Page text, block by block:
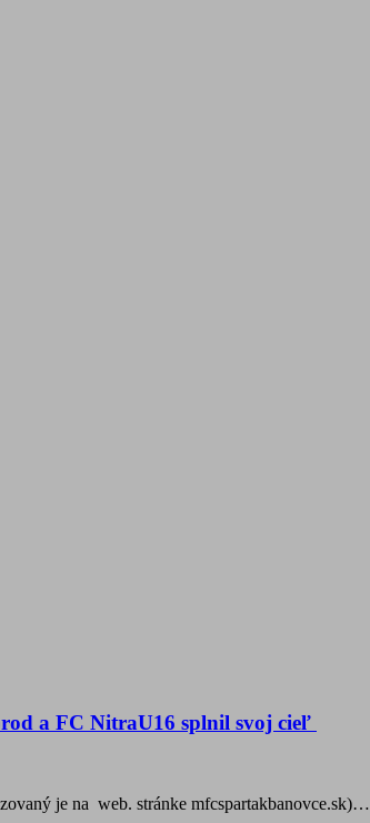
a FC NitraU16 splnil svoj cieľ
je na web. stránke mfcspartakbanovce.sk)…